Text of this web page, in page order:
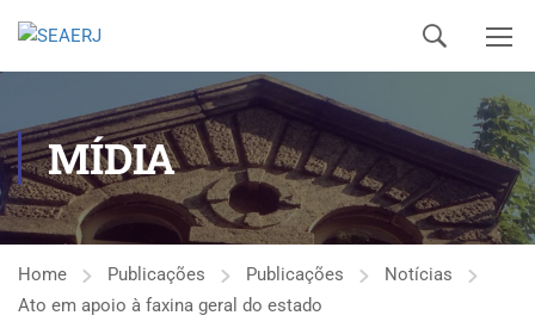
MÍDIA
Home Publicações Publicações
Notícias
Ato em apoio à faxina geral do estado